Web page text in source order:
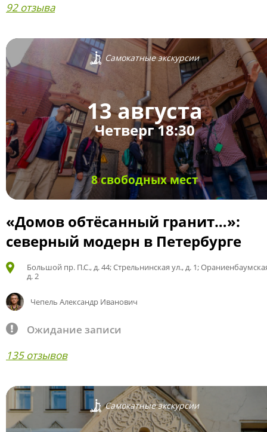
92 отзыва
Самокатные экскурсии
13 августа
Четверг 18:30
8 свободных мест
«Домов обтёсанный гранит…»:
северный модерн в Петербурге
Большой пр. П.С., д. 44; Стрельнинская ул., д. 1;
д. 2
Чепель Александр Иванович
Ожидание записи
135 отзывов
Самокатные экскурсии